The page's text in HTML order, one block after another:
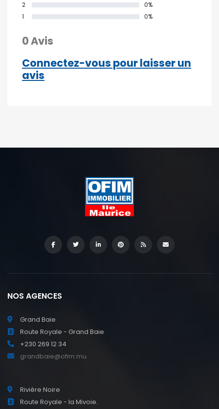
2
0%
1
0%
0 Avis
Connectez-vous pour laisser un
avis
NOS AGENCES
Grand Baie
Route Royale - Grand Baie
+230 269 12 34
grandbaie@ofim.mu
Rivière Noire
Route Royale - la Mivoie.